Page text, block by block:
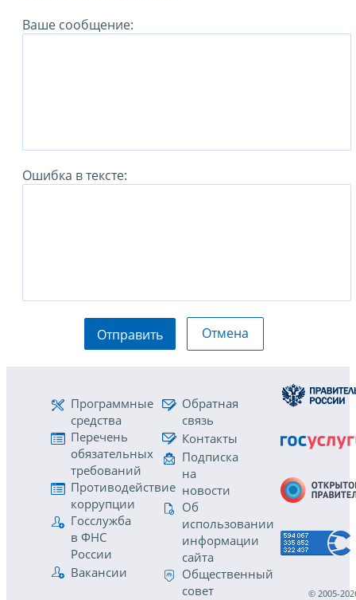
Ваше сообщение:
Ошибка в тексте:
Отправить Отмена
Программные
средства
Перечень
обязательных
требований
Противодействие
коррупции
Госслужба
в ФНС
России
Вакансии
Обратная
связь
Контакты
Подписка
на
новости
Об
использовании
информации
сайта
Общественный
совет
© 2005-